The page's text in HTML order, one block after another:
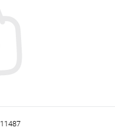
11487